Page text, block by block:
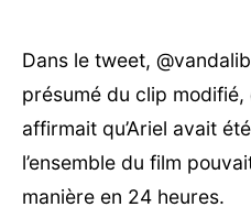
Dans le tweet,
présumé du clip modifié,
affirmait qu’Ariel avait
l’ensemble du film
manière en 24 heures.